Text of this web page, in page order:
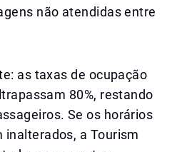
não atendidas entre
as taxas de ocupação
80%, restando
Se os horários
a Tourism